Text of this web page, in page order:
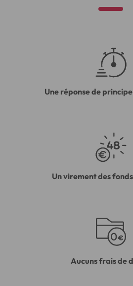
Une réponse de
Un virement des
Aucuns frais de